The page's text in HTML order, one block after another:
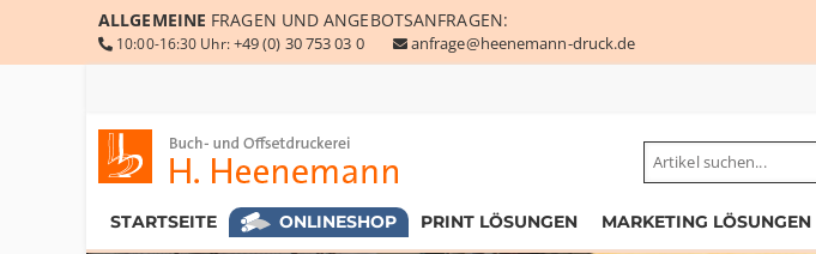
ALLGEMEINE FRAGEN UND ANGEBOTSANFRAGEN:
10:00-16:30 Uhr:+49 (0) 30 753 03 0 anfrage@heenemann-druck.de
STARTSEITE ONLINESHOP PRINT LÖSUNGEN MARKETING LÖSUNGEN